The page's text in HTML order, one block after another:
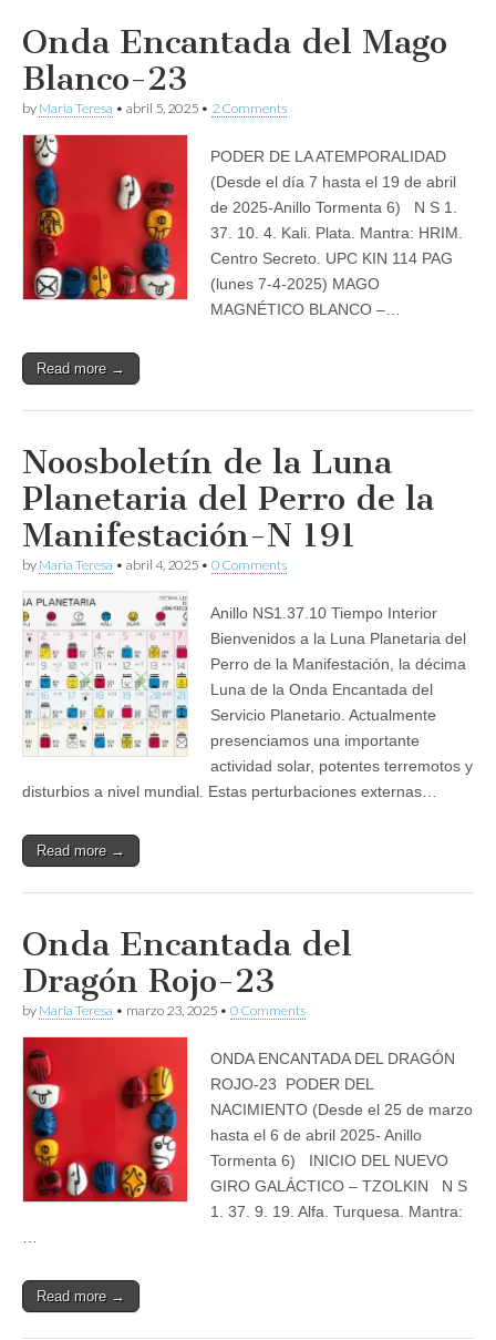
Onda Encantada del Mago
Blanco-23
by Maria Teresa • abril 5, 2025 • 2 Comments
PODER DE LA ATEMPORALIDAD
(Desde el día 7 hasta el 19 de abril
de 2025-Anillo Tormenta 6) N S 1.
37. 10. 4. Kali. Plata. Mantra: HRIM.
Centro Secreto. UPC KIN 114 PAG
(lunes 7-4-2025) MAGO
MAGNÉTICO BLANCO –…
Read more →
Noosboletín de la Luna
Planetaria del Perro de la
Manifestación-N 191
by Maria Teresa • abril 4, 2025 • 0 Comments
Anillo NS1.37.10 Tiempo Interior
Bienvenidos a la Luna Planetaria del
Perro de la Manifestación, la décima
Luna de la Onda Encantada del
Servicio Planetario. Actualmente
presenciamos una importante
actividad solar, potentes terremotos y
disturbios a nivel mundial. Estas perturbaciones externas…
Read more →
Onda Encantada del
Dragón Rojo-23
by Maria Teresa • marzo 23, 2025 • 0 Comments
ONDA ENCANTADA DEL DRAGÓN
ROJO-23 PODER DEL
NACIMIENTO (Desde el 25 de marzo
hasta el 6 de abril 2025- Anillo
Tormenta 6) INICIO DEL NUEVO
GIRO GALÁCTICO – TZOLKIN N S
1. 37. 9. 19. Alfa. Turquesa. Mantra:
Read more →